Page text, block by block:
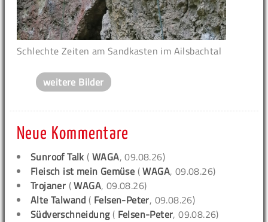
Schlechte Zeiten am Sandkasten im Ailsbachtal
weitere Bilder
Neue Kommentare
Sunroof Talk (WAGA, 09.08.26)
Fleisch ist mein Gemüse (WAGA, 09.08.26)
Trojaner (WAGA, 09.08.26)
Alte Talwand ( Felsen-Peter, 09.08.26)
Südverschneidung( Felsen-Peter, 09.08.26)